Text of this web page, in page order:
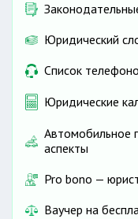
Юридический
Список
Юридические
Автомобильное
аспекты
Pro bono —
Ваучер на